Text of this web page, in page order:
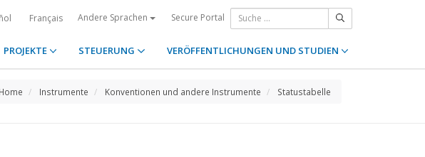
Français Andere Sprachen Secure Portal
PROJEKTE STEUERUNG VERÖFFENTLICHUNGEN UND STUDIEN
Home Instrumente Konventionen und andere Instrumente Statustabelle